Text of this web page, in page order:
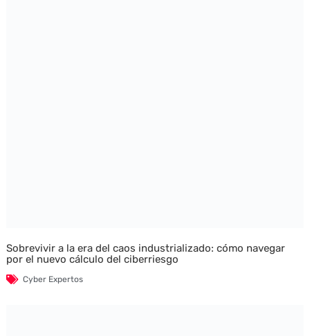
Sobrevivir a la era del caos industrializado: cómo navegar
por el nuevo cálculo del ciberriesgo
Cyber Expertos